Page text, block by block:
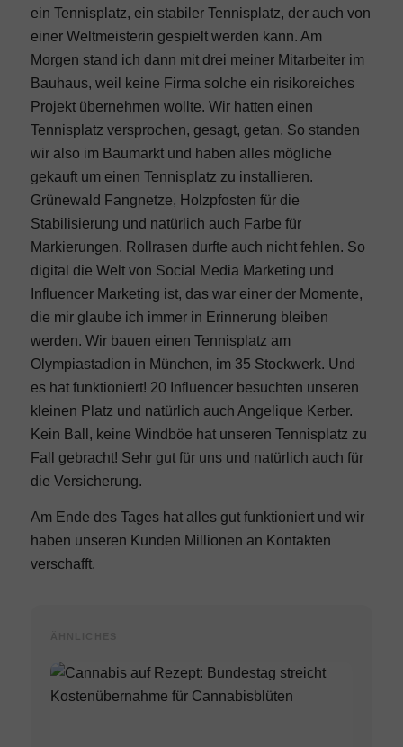
ein Tennisplatz, ein stabiler Tennisplatz, der auch von
einer Weltmeisterin gespielt werden kann. Am
Morgen stand ich dann mit drei meiner Mitarbeiter im
Bauhaus, weil keine Firma solche ein risikoreiches
Projekt übernehmen wollte. Wir hatten einen
Tennisplatz versprochen, gesagt, getan. So standen
wir also im Baumarkt und haben alles mögliche
gekauft um einen Tennisplatz zu installieren.
Grünewald Fangnetze, Holzpfosten für die
Stabilisierung und natürlich auch Farbe für
Markierungen. Rollrasen durfte auch nicht fehlen. So
digital die Welt von Social Media Marketing und
Influencer Marketing ist, das war einer der Momente,
die mir glaube ich immer in Erinnerung bleiben
werden. Wir bauen einen Tennisplatz am
Olympiastadion in München, im 35 Stockwerk. Und
es hat funktioniert! 20 Influencer besuchten unseren
kleinen Platz und natürlich auch Angelique Kerber.
Kein Ball, keine Windböe hat unseren Tennisplatz zu
Fall gebracht! Sehr gut für uns und natürlich auch für
die Versicherung.
Am Ende des Tages hat alles gut funktioniert und wir
haben unseren Kunden Millionen an Kontakten
verschafft.